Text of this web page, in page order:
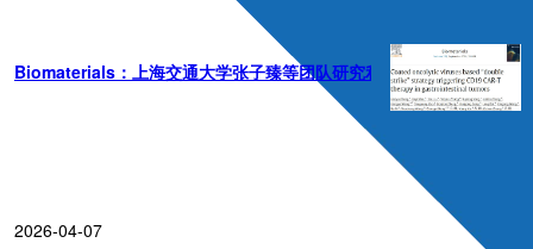
Biomaterials：上海交通大学张子臻等团队研究利用包膜溶瘤病毒增
2026-04-07